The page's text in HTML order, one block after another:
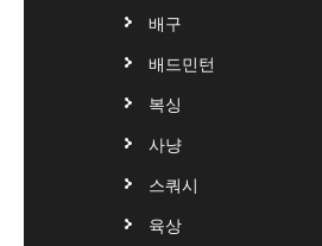
배구
배드민턴
복싱
사냥
스쿼시
육상